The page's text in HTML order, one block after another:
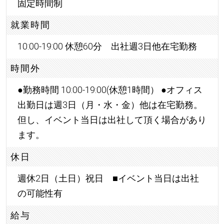
固定時間制
就業時間
10:00-19:00 休憩60分 出社週3日他在宅勤務
時間外
●勤務時間 10:00-19:00(休憩1時間） ●オフィス
出勤日は週3日（月・水・金）他は在宅勤務。
但し、イベント当日は出社して頂く場合があり
ます。
休日
週休2日（土日）祝日 ■イベント当日は出社
の可能性有
給与